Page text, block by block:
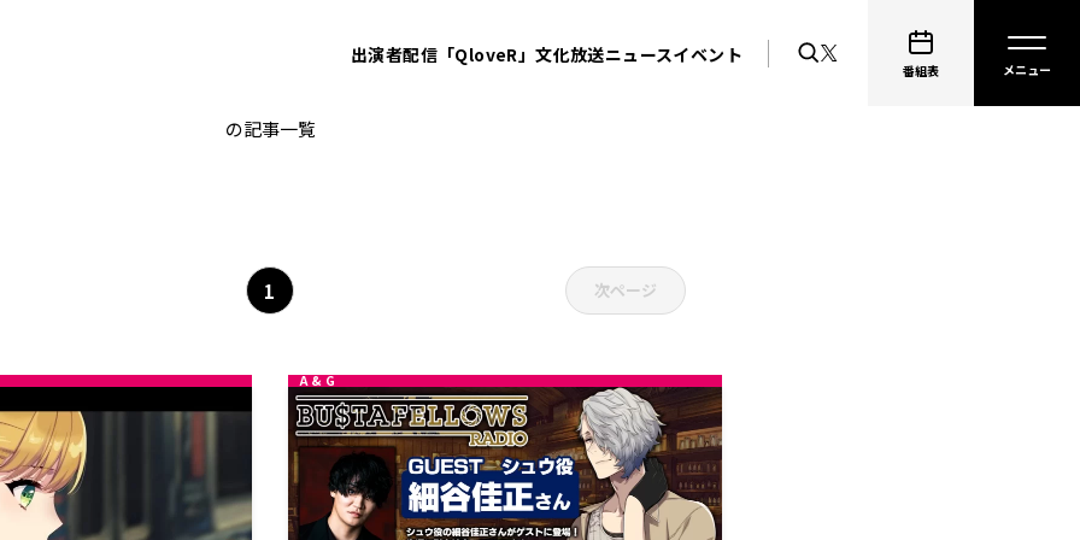
出演者配信「QloveR」文化放送ニュースイベント
番組表
の記事一覧
1 次ページ